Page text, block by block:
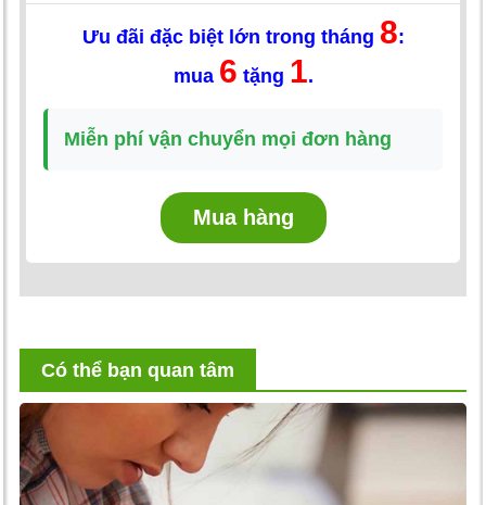
Ưu đãi đặc biệt lớn trong tháng 8:
mua 6 tặng 1.
Miễn phí vận chuyển mọi đơn hàng
Mua hàng
Có thể bạn quan tâm